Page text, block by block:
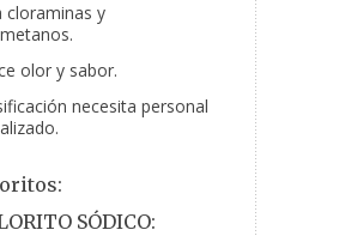
cloraminas y
olor y sabor.
necesita personal
SÓDICO: